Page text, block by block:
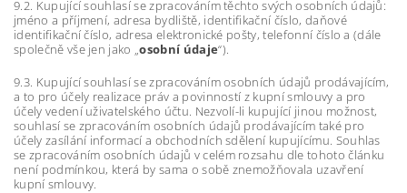
9.2. Kupující souhlasí se zpracováním těchto svých osobních údajů:
jméno a příjmení, adresa bydliště, identifikační číslo, daňové
identifikační číslo, adresa elektronické pošty, telefonní číslo a (dále
společně vše jen jako „osobní údaje“).
9.3. Kupující souhlasí se zpracováním osobních údajů prodávajícím,
a to pro účely realizace práv a povinností z kupní smlouvy a pro
účely vedení uživatelského účtu. Nezvolí-li kupující jinou možnost,
souhlasí se zpracováním osobních údajů prodávajícím také pro
účely zasílání informací a obchodních sdělení kupujícímu. Souhlas
se zpracováním osobních údajů v celém rozsahu dle tohoto článku
není podmínkou, která by sama o sobě znemožňovala uzavření
kupní smlouvy.